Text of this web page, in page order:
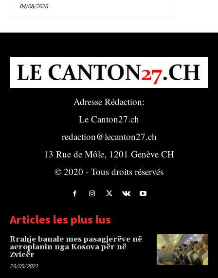
04/08/2026
Adresse Rédaction:
Le Canton27.ch
redaction@lecanton27.ch
13 Rue de Môle, 1201 Genève CH
© 2020 - Tous droits réservés
Articles les plus lus
Rrahje banale mes pasagjerëve në
aeroplanin nga Kosova për në
Zvicër
29/05/2021